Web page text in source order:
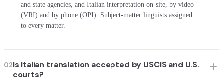
and state agencies, and Italian interpretation on-site, by video
(VRI) and by phone (OPI). Subject-matter linguists assigned
to every matter.
02Is Italian translation accepted by USCIS and U.S.
courts?